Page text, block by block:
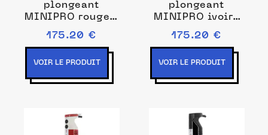
plongeant
MINIPRO rouge /
blanc Prise de
courant EU
175.20 €
VOIR LE PRODUIT
plongeant
MINIPRO ivoire
Couleurs Ivoire
175.20 €
VOIR LE PRODUIT